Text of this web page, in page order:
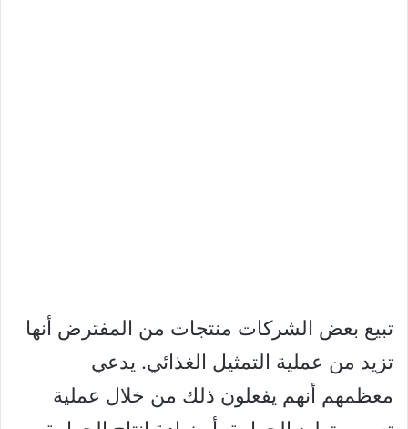
تبيع بعض الشركات منتجات من المفترض أنها
تزيد من عملية التمثيل الغذائي. يدعي
معظمهم أنهم يفعلون ذلك من خلال عملية